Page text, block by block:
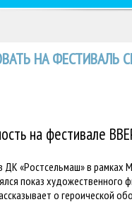
НА ФЕСТИВАЛЬ
на фестивале
ДК «Ростсельмаш» в
показ художественного
о героической